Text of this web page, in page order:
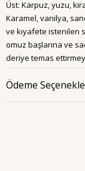
Üst: Karpuz, yuzu,
Karamel, vanilya,
ve kıyafete istenilen
omuz başlarına ve
deriye temas
Ödeme